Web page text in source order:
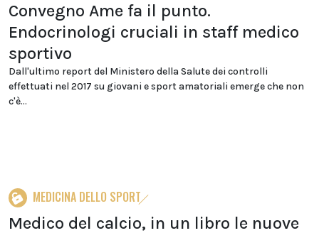
Convegno Ame fa il punto.
Endocrinologi cruciali in staff medico
sportivo
Dall'ultimo report del Ministero della Salute dei controlli
effettuati nel 2017 su giovani e sport amatoriali emerge che non
c'è...
MEDICINA DELLO SPORT
Medico del calcio, in un libro le nuove